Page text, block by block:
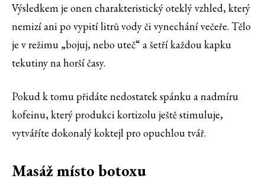
Výsledkem je onen charakteristický oteklý vzhled, který
nemizí ani po vypití litrů vody či vynechání večeře. Tělo
je v režimu „bojuj, nebo uteč“ a šetří každou kapku
tekutiny na horší časy.
Pokud k tomu přidáte nedostatek spánku a nadmíru
kofeinu, který produkci kortizolu ještě stimuluje,
vytváříte dokonalý koktejl pro opuchlou tvář.
Masáž místo botoxu